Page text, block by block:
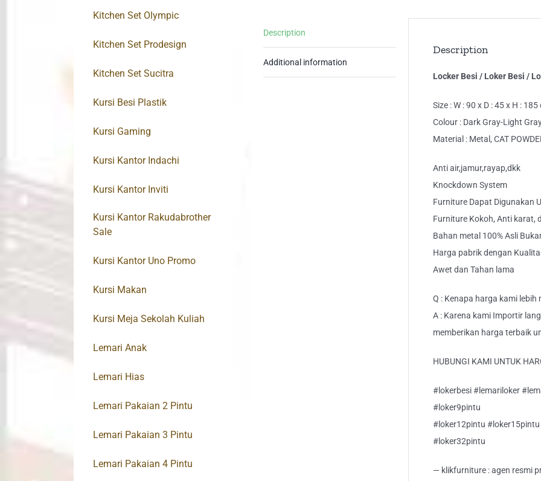
Description
Additional information
Description
Locker Besi / Loker Besi /
Size : W : 90 x D : 45 x H : 185
Colour : Dark Gray-Light
Material : Metal, CAT
Anti air,jamur,rayap,dkk
Knockdown System
Furniture Dapat Digunakan
Furniture Kokoh, Anti karat,
Bahan metal 100% Asli
Harga pabrik dengan
Awet dan Tahan lama
Q : Kenapa harga kami lebih
A : Karena kami Importir
memberikan harga terbaik
HUBUNGI KAMI UNTUK
#lokerbesi #lemariloker
#loker9pintu
#loker12pintu
#loker32pintu
— klikfurniture : agen resmi
Kitchen Set Olympic
Kitchen Set Prodesign
Kitchen Set Sucitra
Kursi Besi Plastik
Kursi Gaming
Kursi Kantor Indachi
Kursi Kantor Inviti
Kursi Kantor Rakudabrother
Sale
Kursi Kantor Uno Promo
Kursi Makan
Kursi Meja Sekolah Kuliah
Lemari Anak
Lemari Hias
Lemari Pakaian 2 Pintu
Lemari Pakaian 3 Pintu
Lemari Pakaian 4 Pintu